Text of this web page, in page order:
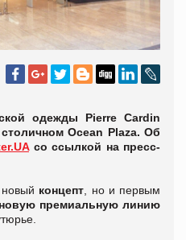
одежды Pierre Cardin
Ocean Plaza. Об
со ссылкой на пресс-
концепт , но и первым
новую премиальную линию